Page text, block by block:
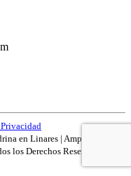
en Linares | Amplío
los Derechos Reservados.